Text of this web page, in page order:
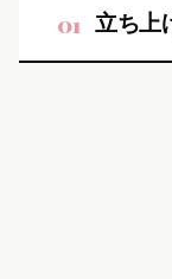
01 立ち上